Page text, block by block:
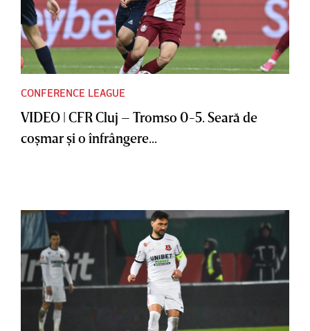
CONFERENCE LEAGUE
VIDEO | CFR Cluj – Tromso 0-5. Seară de
coşmar şi o înfrângere...